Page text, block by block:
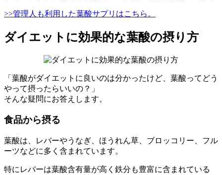
>>管理人も利用した葉酸サプリはこちら。
ダイエットに効果的な葉酸の摂り方
「葉酸がダイエットに良いのは分かったけど、葉酸ってどう
やって摂ったらいいの？」
そんな疑問にお答えします。
食品から摂る
葉酸は、レバーやうなぎ、ほうれん草、ブロッコリー、フル
ーツなどに多く含まれています。
特にレバーは葉酸含有量が高く鉄分も豊富に含まれている